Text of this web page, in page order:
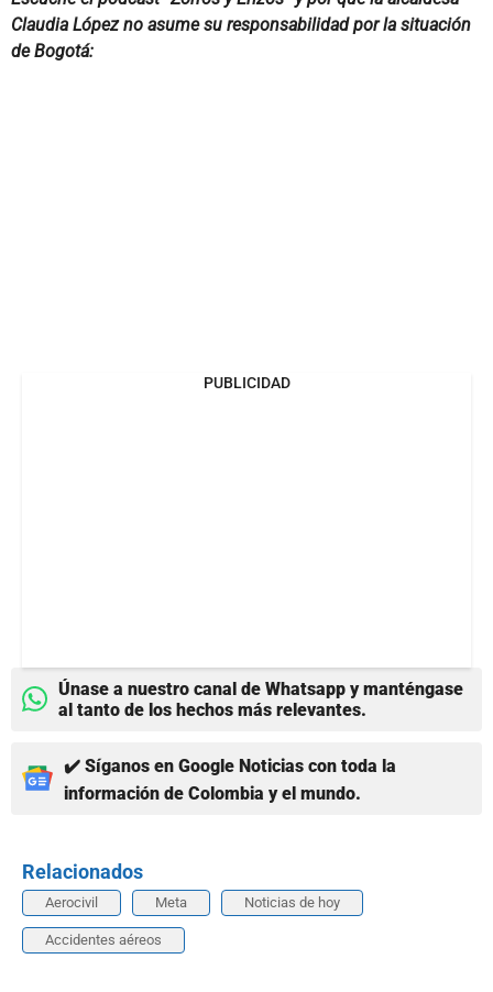
Claudia López no asume su responsabilidad por la situación
de Bogotá:
PUBLICIDAD
Únase a nuestro canal de Whatsapp y manténgase
al tanto de los hechos más relevantes.
✔️ Síganos en Google Noticias con toda la
información de Colombia y el mundo.
Relacionados
Aerocivil Meta Noticias de hoy
Accidentes aéreos